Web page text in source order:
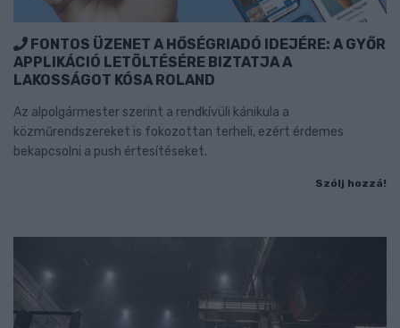
FONTOS ÜZENET A HŐSÉGRIADÓ IDEJÉRE: A GYŐR
APPLIKÁCIÓ LETÖLTÉSÉRE BIZTATJA A
LAKOSSÁGOT KÓSA ROLAND
Az alpolgármester szerint a rendkívüli kánikula a
közműrendszereket is fokozottan terheli, ezért érdemes
bekapcsolni a push értesítéseket.
Szólj hozzá!